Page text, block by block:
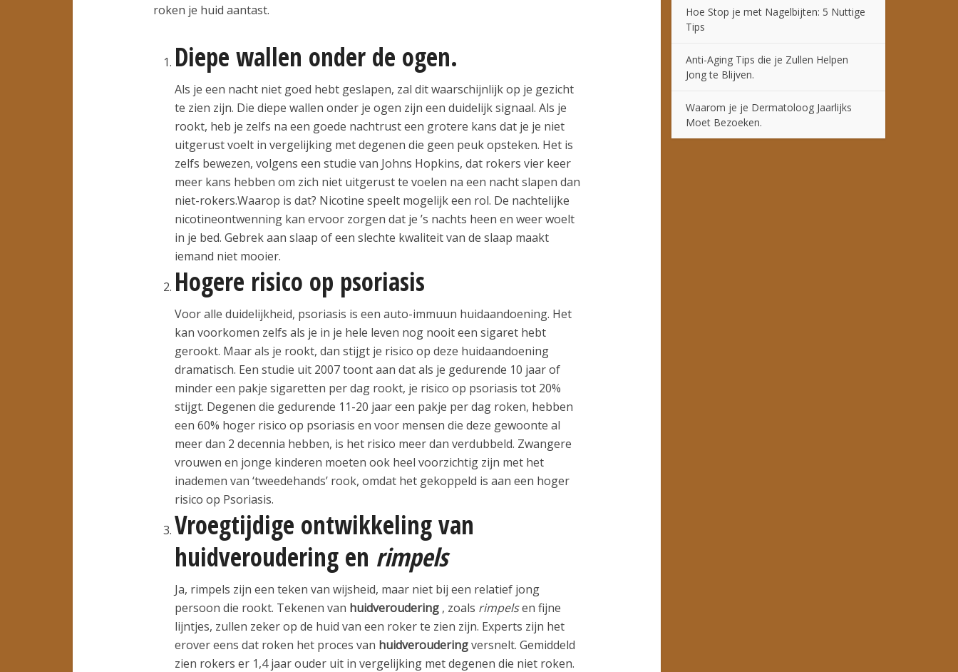
roken je huid aantast.
Diepe wallen onder de ogen.
Als je een nacht niet goed hebt geslapen, zal dit waarschijnlijk op je gezicht
te zien zijn. Die diepe wallen onder je ogen zijn een duidelijk signaal. Als je
rookt, heb je zelfs na een goede nachtrust een grotere kans dat je je niet
uitgerust voelt in vergelijking met degenen die geen peuk opsteken. Het is
zelfs bewezen, volgens een studie van Johns Hopkins, dat rokers vier keer
meer kans hebben om zich niet uitgerust te voelen na een nacht slapen dan
niet-rokers.Waarop is dat? Nicotine speelt mogelijk een rol. De nachtelijke
nicotineontwenning kan ervoor zorgen dat je ’s nachts heen en weer woelt
in je bed. Gebrek aan slaap of een slechte kwaliteit van de slaap maakt
iemand niet mooier.
Hogere risico op psoriasis
Voor alle duidelijkheid, psoriasis is een auto-immuun huidaandoening. Het
kan voorkomen zelfs als je in je hele leven nog nooit een sigaret hebt
gerookt. Maar als je rookt, dan stijgt je risico op deze huidaandoening
dramatisch. Een studie uit 2007 toont aan dat als je gedurende 10 jaar of
minder een pakje sigaretten per dag rookt, je risico op psoriasis tot 20%
stijgt. Degenen die gedurende 11-20 jaar een pakje per dag roken, hebben
een 60% hoger risico op psoriasis en voor mensen die deze gewoonte al
meer dan 2 decennia hebben, is het risico meer dan verdubbeld. Zwangere
vrouwen en jonge kinderen moeten ook heel voorzichtig zijn met het
inademen van ‘tweedehands’ rook, omdat het gekoppeld is aan een hoger
risico op Psoriasis.
Vroegtijdige ontwikkeling van
huidverouderingen rimpels
Ja, rimpels zijn een teken van wijsheid, maar niet bij een relatief jong
persoon die rookt. Tekenen van huidveroudering , zoals rimpelsen fijne
lijntjes, zullen zeker op de huid van een roker te zien zijn. Experts zijn het
erover eens dat roken het proces van huidverouderingversnelt. Gemiddeld
zien rokers er 1,4 jaar ouder uit in vergelijking met degenen die niet roken.
Hoe Stop je met Nagelbijten: 5 Nuttige
Tips
Anti-Aging Tips die je Zullen Helpen
Jong te Blijven.
Waarom je je Dermatoloog Jaarlijks
Moet Bezoeken.